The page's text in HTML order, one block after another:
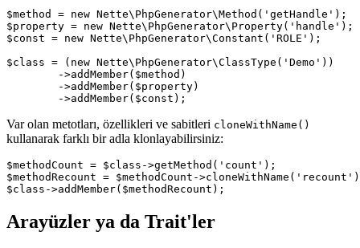
$method = new Nette\PhpGenerator\Method('getHandle');
$property = new Nette\PhpGenerator\Property('handle');
$const = new Nette\PhpGenerator\Constant('ROLE');
$class = (new Nette\PhpGenerator\ClassType('Demo'))
Var olan metotları, özellikleri ve sabitleri cloneWithName()
kullanarak farklı bir adla klonlayabilirsiniz:
$methodCount = $class->getMethod('count');
$methodRecount = $methodCount-
Arayüzler ya da Trait'ler